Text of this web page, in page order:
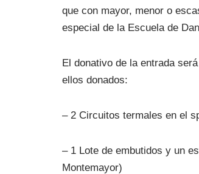
que con mayor, menor o
especial de la Escuela de
El donativo de la entrada
ellos donados:
– 2 Circuitos termales en el
– 1 Lote de embutidos y un
Montemayor)